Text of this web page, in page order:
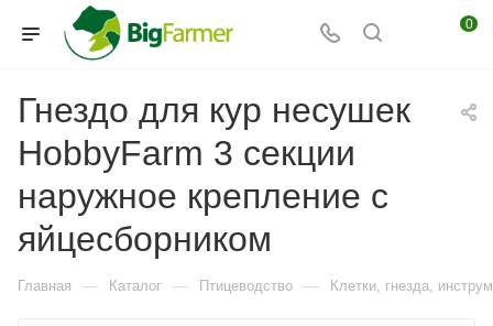
0
Гнездо для кур несушек
HobbyFarm 3 секции
наружное крепление с
яйцесборником
Главная — Каталог — Птицеводство — Клетки, гнезда,